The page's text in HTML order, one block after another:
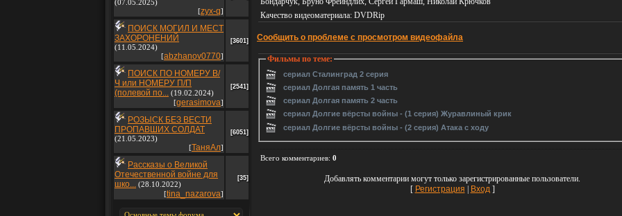
(07.05.2025)
[zyx-q]
ПОИСК МОГИЛ И МЕСТ
ЗАХОРОНЕНИЙ
(11.05.2024)
[abzhanov0770]
[3601]
ПОИСК ПО НОМЕРУ В/
Ч или НОМЕРУ П/П
(полевой по... (19.02.2024)
[gerasimova]
[2541]
РОЗЫСК БЕЗ ВЕСТИ
ПРОПАВШИХ СОЛДАТ
(21.05.2023)
[ТаняАл]
[6051]
Рассказы о Великой
Отечественной войне для
шко... (28.10.2022)
[tina_nazarova]
[35]
Качество видеоматериала: DVDRip
Сообщить о проблеме с просмотром видеофайла
Фильмы по теме:
сериал Сталинград 2 серия
сериал Долгая память 1 часть
сериал Долгая память 2 часть
сериал Долгие вёрсты войны - (1 серия) Журавлиный крик
сериал Долгие вёрсты войны - (2 серия) Атака с ходу
Всего комментариев: 0
Добавлять комментарии могут только зарегистрированные пользователи.
[ Регистрация Вход]